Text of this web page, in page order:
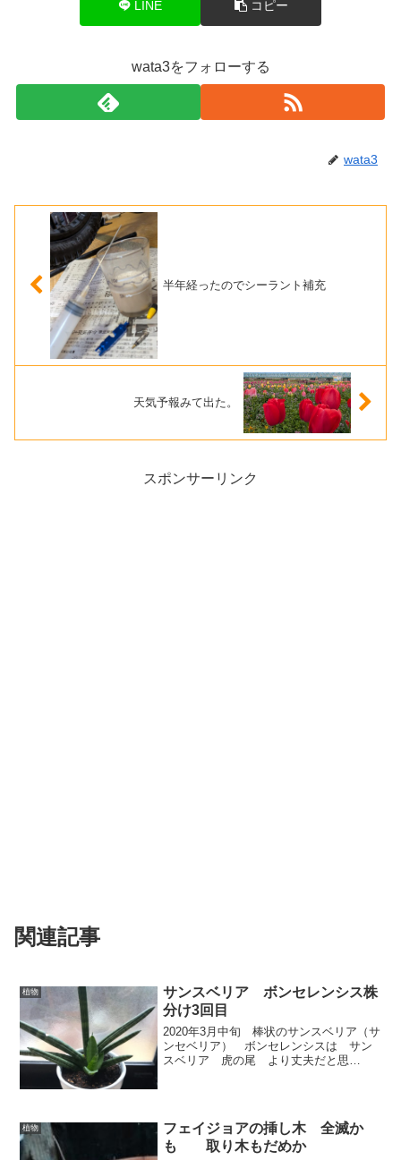
LINE コピー
wata3をフォローする
wata3
半年経ったのでシーラント補充
天気予報みて出た。
スポンサーリンク
関連記事
植物
サンスベリア ボンセレンシス株
分け3回目
2020年3月中旬 棒状のサンスベリア（サ
ンセベリア） ボンセレンシスは サン
スベリア 虎の尾 より丈夫だと思
植物
フェイジョアの挿し木 全滅か
も 取り木もだめか